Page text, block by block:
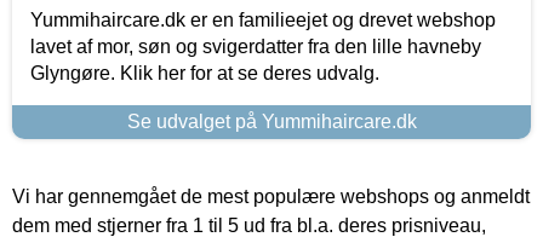
Yummihaircare.dk er en familieejet og drevet webshop
lavet af mor, søn og svigerdatter fra den lille havneby
Glyngøre. Klik her for at se deres udvalg.
Se udvalget på Yummihaircare.dk
Vi har gennemgået de mest populære webshops og anmeldt
dem med stjerner fra 1 til 5 ud fra bl.a. deres prisniveau,